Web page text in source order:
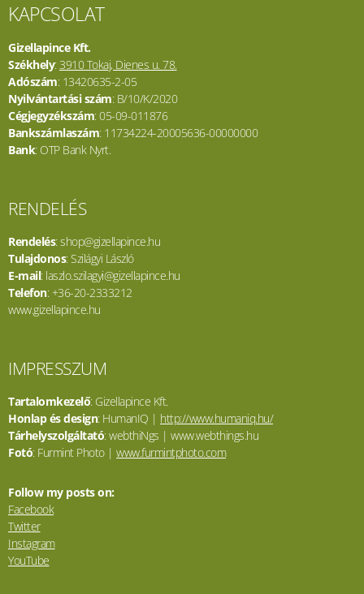
KAPCSOLAT
Gizellapince Kft.
Székhely:3910 Tokaj, Dienes u. 78.
Adószám: 13420635-2-05
Nyilvántartási szám: B/10/K/2020
Cégjegyzékszám: 05-09-011876
Bankszámlaszám: 11734224-20005636-00000000
Bank: OTP Bank Nyrt.
RENDELÉS
Rendelés: shop@gizellapince.hu
Tulajdonos: Szilágyi László
E-mail: laszlo.szilagyi@gizellapince.hu
Telefon: +36-20-2333212
www.gizellapince.hu
IMPRESSZUM
Tartalomkezelő: Gizellapince Kft.
Honlap és design: HumanIQ | http://www.humaniq.hu/
Tárhelyszolgáltató: webthiNgs | www.webthings.hu
Fotó: Furmint Photo | www.furmintphoto.com
Follow my posts on:
Facebook
Twitter
Instagram
YouTube